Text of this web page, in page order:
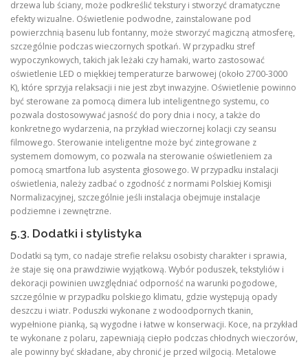
drzewa lub ściany, może podkreślić tekstury i stworzyć dramatyczne
efekty wizualne. Oświetlenie podwodne, zainstalowane pod
powierzchnią basenu lub fontanny, może stworzyć magiczną atmosferę,
szczególnie podczas wieczornych spotkań. W przypadku stref
wypoczynkowych, takich jak leżaki czy hamaki, warto zastosować
oświetlenie LED o miękkiej temperaturze barwowej (około 2700-3000
K), które sprzyja relaksacji i nie jest zbyt inwazyjne. Oświetlenie powinno
być sterowane za pomocą dimera lub inteligentnego systemu, co
pozwala dostosowywać jasność do pory dnia i nocy, a także do
konkretnego wydarzenia, na przykład wieczornej kolacji czy seansu
filmowego. Sterowanie inteligentne może być zintegrowane z
systemem domowym, co pozwala na sterowanie oświetleniem za
pomocą smartfona lub asystenta głosowego. W przypadku instalacji
oświetlenia, należy zadbać o zgodność z normami Polskiej Komisji
Normalizacyjnej, szczególnie jeśli instalacja obejmuje instalacje
podziemne i zewnętrzne.
5.3. Dodatki i stylistyka
Dodatki są tym, co nadaje strefie relaksu osobisty charakter i sprawia,
że staje się ona prawdziwie wyjątkową. Wybór poduszek, tekstyliów i
dekoracji powinien uwzględniać odporność na warunki pogodowe,
szczególnie w przypadku polskiego klimatu, gdzie występują opady
deszczu i wiatr. Poduszki wykonane z wodoodpornych tkanin,
wypełnione pianką, są wygodne i łatwe w konserwacji. Koce, na przykład
te wykonane z polaru, zapewniają ciepło podczas chłodnych wieczorów,
ale powinny być składane, aby chronić je przed wilgocią. Metalowe